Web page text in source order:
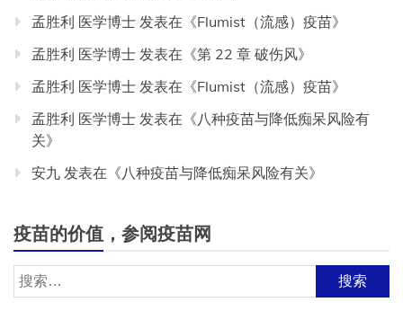
孟胜利 医学博士 发表在《Flumist（流感）疫苗》
孟胜利 医学博士 发表在《第 22 章 破伤风》
孟胜利 医学博士 发表在《Flumist（流感）疫苗》
孟胜利 医学博士 发表在《八种疫苗与降低痴呆风险有
关》
安九 发表在《八种疫苗与降低痴呆风险有关》
疫苗的价值，参阅疫苗网
搜
索：